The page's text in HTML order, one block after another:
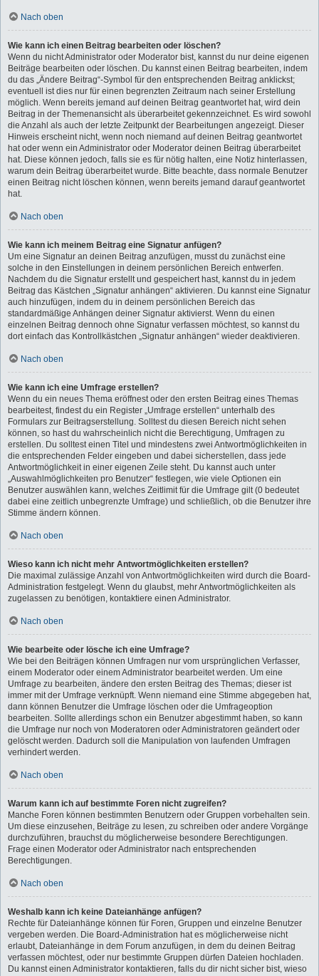
Nach oben
Wie kann ich einen Beitrag bearbeiten oder löschen?
Wenn du nicht Administrator oder Moderator bist, kannst du nur deine eigenen
Beiträge bearbeiten oder löschen. Du kannst einen Beitrag bearbeiten, indem
du das „Ändere Beitrag“-Symbol für den entsprechenden Beitrag anklickst;
eventuell ist dies nur für einen begrenzten Zeitraum nach seiner Erstellung
möglich. Wenn bereits jemand auf deinen Beitrag geantwortet hat, wird dein
Beitrag in der Themenansicht als überarbeitet gekennzeichnet. Es wird sowohl
die Anzahl als auch der letzte Zeitpunkt der Bearbeitungen angezeigt. Dieser
Hinweis erscheint nicht, wenn noch niemand auf deinen Beitrag geantwortet
hat oder wenn ein Administrator oder Moderator deinen Beitrag überarbeitet
hat. Diese können jedoch, falls sie es für nötig halten, eine Notiz hinterlassen,
warum dein Beitrag überarbeitet wurde. Bitte beachte, dass normale Benutzer
einen Beitrag nicht löschen können, wenn bereits jemand darauf geantwortet
hat.
Nach oben
Wie kann ich meinem Beitrag eine Signatur anfügen?
Um eine Signatur an deinen Beitrag anzufügen, musst du zunächst eine
solche in den Einstellungen in deinem persönlichen Bereich entwerfen.
Nachdem du die Signatur erstellt und gespeichert hast, kannst du in jedem
Beitrag das Kästchen „Signatur anhängen“ aktivieren. Du kannst eine Signatur
auch hinzufügen, indem du in deinem persönlichen Bereich das
standardmäßige Anhängen deiner Signatur aktivierst. Wenn du einen
einzelnen Beitrag dennoch ohne Signatur verfassen möchtest, so kannst du
dort einfach das Kontrollkästchen „Signatur anhängen“ wieder deaktivieren.
Nach oben
Wie kann ich eine Umfrage erstellen?
Wenn du ein neues Thema eröffnest oder den ersten Beitrag eines Themas
bearbeitest, findest du ein Register „Umfrage erstellen“ unterhalb des
Formulars zur Beitragserstellung. Solltest du diesen Bereich nicht sehen
können, so hast du wahrscheinlich nicht die Berechtigung, Umfragen zu
erstellen. Du solltest einen Titel und mindestens zwei Antwortmöglichkeiten in
die entsprechenden Felder eingeben und dabei sicherstellen, dass jede
Antwortmöglichkeit in einer eigenen Zeile steht. Du kannst auch unter
„Auswahlmöglichkeiten pro Benutzer“ festlegen, wie viele Optionen ein
Benutzer auswählen kann, welches Zeitlimit für die Umfrage gilt (0 bedeutet
dabei eine zeitlich unbegrenzte Umfrage) und schließlich, ob die Benutzer ihre
Stimme ändern können.
Nach oben
Wieso kann ich nicht mehr Antwortmöglichkeiten erstellen?
Die maximal zulässige Anzahl von Antwortmöglichkeiten wird durch die Board-
Administration festgelegt. Wenn du glaubst, mehr Antwortmöglichkeiten als
zugelassen zu benötigen, kontaktiere einen Administrator.
Nach oben
Wie bearbeite oder lösche ich eine Umfrage?
Wie bei den Beiträgen können Umfragen nur vom ursprünglichen Verfasser,
einem Moderator oder einem Administrator bearbeitet werden. Um eine
Umfrage zu bearbeiten, ändere den ersten Beitrag des Themas; dieser ist
immer mit der Umfrage verknüpft. Wenn niemand eine Stimme abgegeben hat,
dann können Benutzer die Umfrage löschen oder die Umfrageoption
bearbeiten. Sollte allerdings schon ein Benutzer abgestimmt haben, so kann
die Umfrage nur noch von Moderatoren oder Administratoren geändert oder
gelöscht werden. Dadurch soll die Manipulation von laufenden Umfragen
verhindert werden.
Nach oben
Warum kann ich auf bestimmte Foren nicht zugreifen?
Manche Foren können bestimmten Benutzern oder Gruppen vorbehalten sein.
Um diese einzusehen, Beiträge zu lesen, zu schreiben oder andere Vorgänge
durchzuführen, brauchst du möglicherweise besondere Berechtigungen.
Frage einen Moderator oder Administrator nach entsprechenden
Berechtigungen.
Nach oben
Weshalb kann ich keine Dateianhänge anfügen?
Rechte für Dateianhänge können für Foren, Gruppen und einzelne Benutzer
vergeben werden. Die Board-Administration hat es möglicherweise nicht
erlaubt, Dateianhänge in dem Forum anzufügen, in dem du deinen Beitrag
verfassen möchtest, oder nur bestimmte Gruppen dürfen Dateien hochladen.
Du kannst einen Administrator kontaktieren, falls du dir nicht sicher bist, wieso